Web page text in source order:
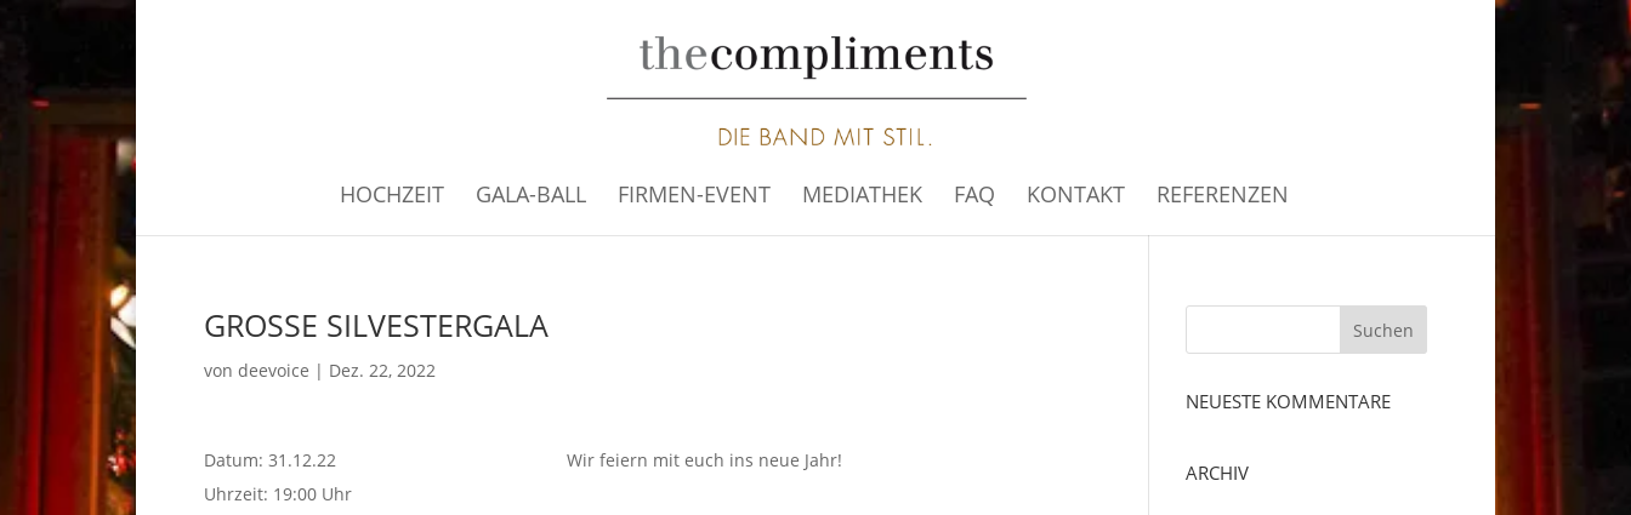
HOCHZEIT GALA-BALL FIRMEN-EVENT MEDIATHEK FAQ KONTAKT REFERENZEN
GROSSE SILVESTERGALA
von deevoice | Dez. 22, 2022
Datum: 31.12.22
Uhrzeit: 19:00 Uhr
Wir feiern mit euch ins neue Jahr!
Suchen
NEUESTE KOMMENTARE
ARCHIV